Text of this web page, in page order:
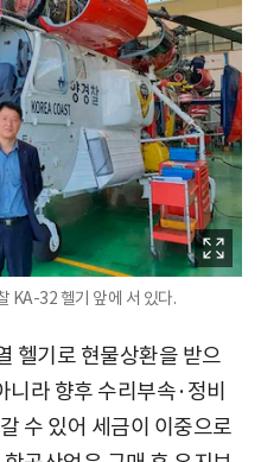
KA-32 헬기 앞에 서 있다.
헬기로 현물상환을 받으
라 향후 수리부속·정비
수 있어 세금이 이중으로